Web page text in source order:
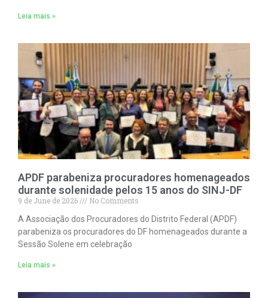
Leia mais »
APDF parabeniza procuradores homenageados
durante solenidade pelos 15 anos do SINJ-DF
9 de June de 2026
No Comments
A Associação dos Procuradores do Distrito Federal (APDF)
parabeniza os procuradores do DF homenageados durante a
Sessão Solene em celebração
Leia mais »